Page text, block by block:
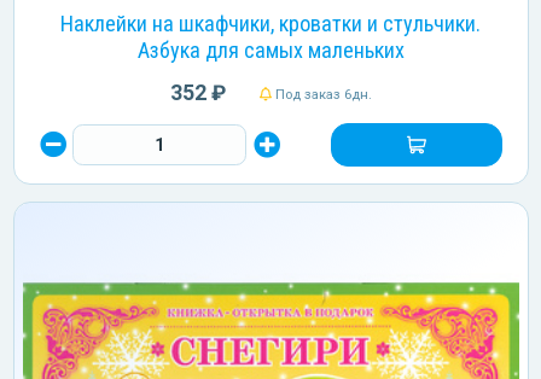
Наклейки на шкафчики, кроватки и стульчики.
Азбука для самых маленьких
352 ₽ Под заказ 6дн.